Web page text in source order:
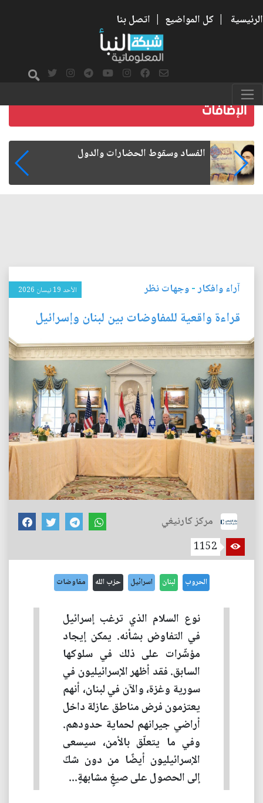
الرئيسية | كل المواضيع | اتصل بنا
رواتب الموظفين على صفيح ساخن
آراء وافكار-وجهات نظر الأحد 19 نيسان 2026
قراءة واقعية للمفاوضات بين لبنان وإسرائيل
مركز كارنيغي
1152
الحروب لبنان اسرائيل حزب الله مفاوضات
نوع السلام الذي ترغب إسرائيل
في التفاوض بشأنه. يمكن إيجاد
مؤشّرات على ذلك في سلوكها
السابق. فقد أظهر الإسرائيليون في
سورية وغزة، والآن في لبنان، أنهم
يعتزمون فرض مناطق عازلة داخل
أراضي جيرانهم لحماية حدودهم.
وفي ما يتعلّق بالأمن، سيسعى
الإسرائيليون أيضًا من دون شكّ
إلى الحصول على صيغٍ مشابهةٍ...